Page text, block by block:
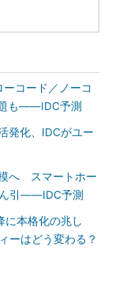
コード／ノーコ
も――IDC予測
発化、IDCがユー
へ スマートホー
ん引――IDC予測
に本格化の兆し
ーはどう変わる？